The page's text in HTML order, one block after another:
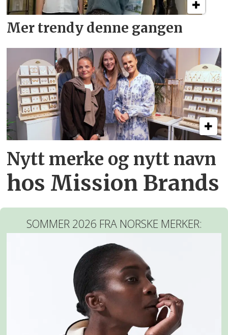
Mer trendy denne gangen
Nytt merke og nytt navn
hos Mission Brands
SOMMER 2026 FRA NORSKE MERKER: